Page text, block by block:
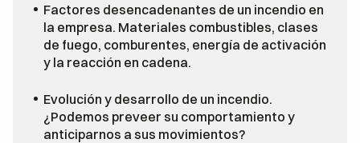
Factores desencadenantes de un incendio en
la empresa. Materiales combustibles, clases
de fuego, comburentes, energía de activación
y la reacción en cadena.
Evolución y desarrollo de un incendio.
¿Podemos preveer su comportamiento y
anticiparnos a sus movimientos?